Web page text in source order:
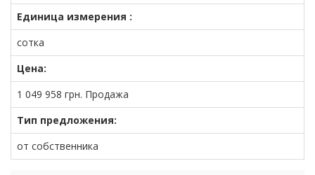
Единица измерения :
сотка
Цена:
1 049 958 грн. Продажа
Тип предложения:
от собственника